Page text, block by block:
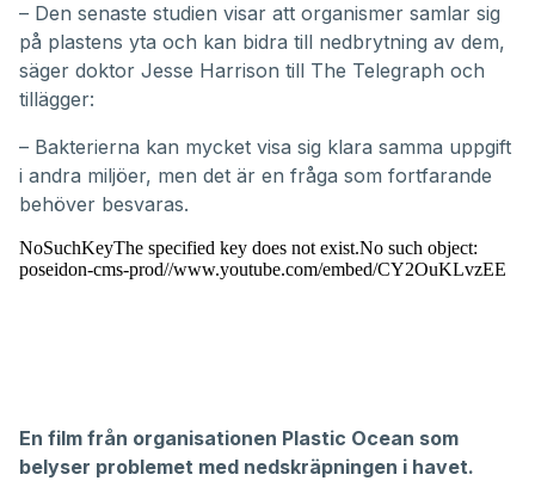
– Den senaste studien visar att organismer samlar sig
på plastens yta och kan bidra till nedbrytning av dem,
säger doktor Jesse Harrison till The Telegraph och
tillägger:
– Bakterierna kan mycket visa sig klara samma uppgift
i andra miljöer, men det är en fråga som fortfarande
behöver besvaras.
En film från organisationen Plastic Ocean som
belyser problemet med nedskräpningen i havet.